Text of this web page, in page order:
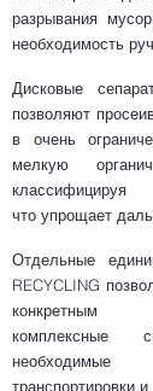
разрывания
необходимость
Дисковые
позволяют
в очень
мелкую
что упрощает
Отдельные
RECYCLING
комплексные
транспортировки